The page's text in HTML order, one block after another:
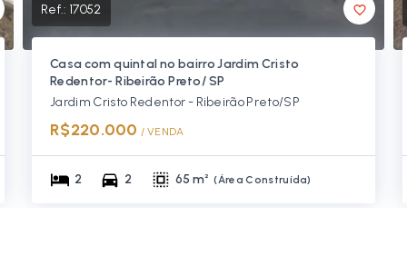
Ref.: 17052
Casa com quintal no bairro Jardim Cristo
Redentor- Ribeirão Preto/ SP
Jardim Cristo Redentor - Ribeirão Preto/SP
R$220.000 / VENDA
2 2 65 m² (Área Construída)